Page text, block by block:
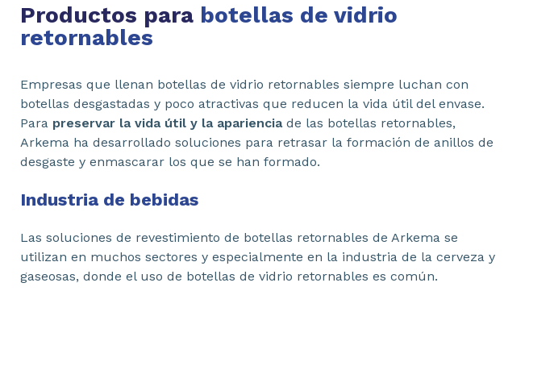
Productos para botellas de vidrio
retornables
Empresas que llenan botellas de vidrio retornables siempre luchan con
botellas desgastadas y poco atractivas que reducen la vida útil del envase.
Para preservar la vida útil y la aparienciade las botellas retornables,
Arkema ha desarrollado soluciones para retrasar la formación de anillos de
desgaste y enmascarar los que se han formado.
Industria de bebidas
Las soluciones de revestimiento de botellas retornables de Arkema se
utilizan en muchos sectores y especialmente en la industria de la cerveza y
gaseosas, donde el uso de botellas de vidrio retornables es común.